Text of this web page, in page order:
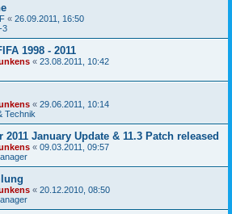
« 26.09.2011, 16:50
3
1998 - 2011
« 23.08.2011, 10:42
« 29.06.2011, 10:14
Technik
January Update & 11.3 Patch released
« 09.03.2011, 09:57
« 20.12.2010, 08:50